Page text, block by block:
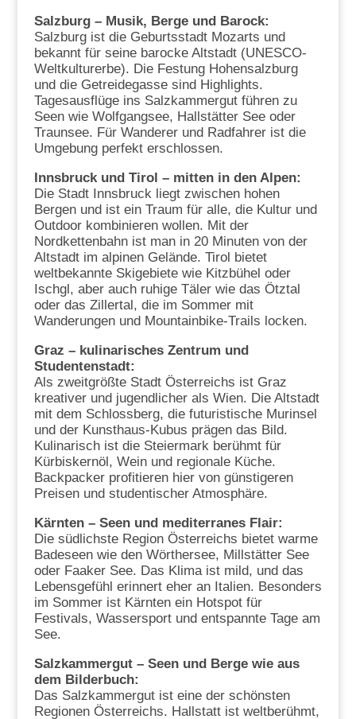
Salzburg – Musik, Berge und Barock:
Salzburg ist die Geburtsstadt Mozarts und
bekannt für seine barocke Altstadt (UNESCO-
Weltkulturerbe). Die Festung Hohensalzburg
und die Getreidegasse sind Highlights.
Tagesausflüge ins Salzkammergut führen zu
Seen wie Wolfgangsee, Hallstätter See oder
Traunsee. Für Wanderer und Radfahrer ist die
Umgebung perfekt erschlossen.
Innsbruck und Tirol – mitten in den Alpen:
Die Stadt Innsbruck liegt zwischen hohen
Bergen und ist ein Traum für alle, die Kultur und
Outdoor kombinieren wollen. Mit der
Nordkettenbahn ist man in 20 Minuten von der
Altstadt im alpinen Gelände. Tirol bietet
weltbekannte Skigebiete wie Kitzbühel oder
Ischgl, aber auch ruhige Täler wie das Ötztal
oder das Zillertal, die im Sommer mit
Wanderungen und Mountainbike-Trails locken.
Graz – kulinarisches Zentrum und
Studentenstadt:
Als zweitgrößte Stadt Österreichs ist Graz
kreativer und jugendlicher als Wien. Die Altstadt
mit dem Schlossberg, die futuristische Murinsel
und der Kunsthaus-Kubus prägen das Bild.
Kulinarisch ist die Steiermark berühmt für
Kürbiskernöl, Wein und regionale Küche.
Backpacker profitieren hier von günstigeren
Preisen und studentischer Atmosphäre.
Kärnten – Seen und mediterranes Flair:
Die südlichste Region Österreichs bietet warme
Badeseen wie den Wörthersee, Millstätter See
oder Faaker See. Das Klima ist mild, und das
Lebensgefühl erinnert eher an Italien. Besonders
im Sommer ist Kärnten ein Hotspot für
Festivals, Wassersport und entspannte Tage am
See.
Salzkammergut – Seen und Berge wie aus
dem Bilderbuch:
Das Salzkammergut ist eine der schönsten
Regionen Österreichs. Hallstatt ist weltberühmt,